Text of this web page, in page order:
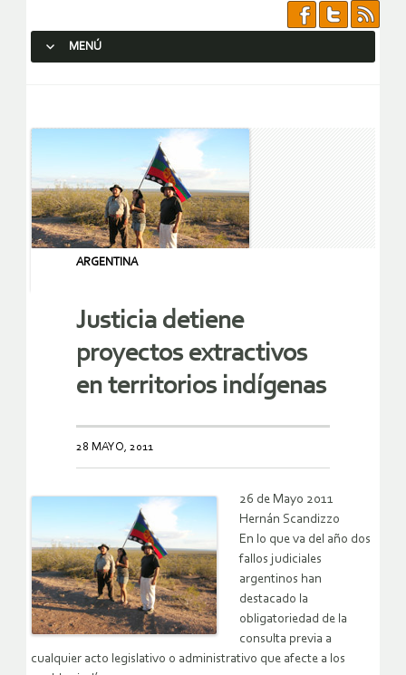
MENÚ
ARGENTINA
Justicia detiene
proyectos extractivos
en territorios indígenas
28 MAYO, 2011
26 de Mayo 2011
Hernán Scandizzo
En lo que va del año dos
fallos judiciales
argentinos han
destacado la
obligatoriedad de la
consulta previa a
cualquier acto legislativo o administrativo que afecte a los